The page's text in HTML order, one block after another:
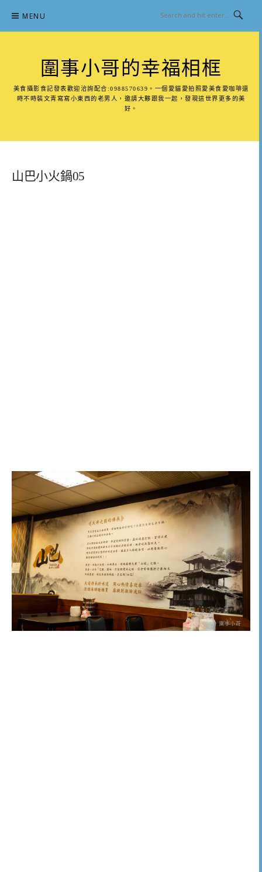
content
MENU
圍事小哥的幸福相框
美食攝影食記發表歡迎洽詢配合:0988570639。一個愛貓愛拍照愛美食愛咖啡還
時不時裝文青寫寫小東西的老男人，邀請大夥跟我一起，發現這世界更多的美
好。
山巴小火鍋05